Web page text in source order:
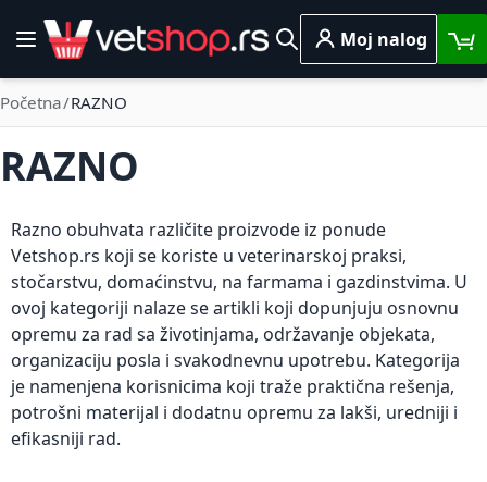
Skip to Content
Toggle Nav
Pretraga
Moj nalog
Početna RAZNO
RAZNO
Razno obuhvata različite proizvode iz ponude
Vetshop.rs koji se koriste u veterinarskoj praksi,
stočarstvu, domaćinstvu, na farmama i gazdinstvima. U
ovoj kategoriji nalaze se artikli koji dopunjuju osnovnu
opremu za rad sa životinjama, održavanje objekata,
organizaciju posla i svakodnevnu upotrebu. Kategorija
je namenjena korisnicima koji traže praktična rešenja,
potrošni materijal i dodatnu opremu za lakši, uredniji i
efikasniji rad.